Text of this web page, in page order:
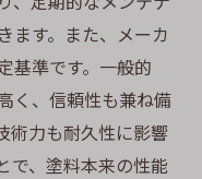
ます。また、メーカ
基準です。一般的
く、信頼性も兼ね備
術力も耐久性に影響
で、塗料本来の性能